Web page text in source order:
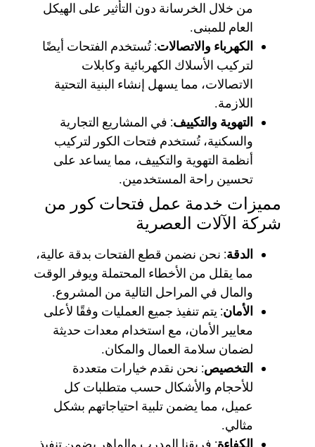
من خلال الخرسانة دون التأثير على الهيكل
العام للمبنى.
الكهرباء والاتصالات: تُستخدم الفتحات أيضًا
لتركيب الأسلاك الكهربائية وكابلات
الاتصالات، مما يسهل إنشاء البنية التحتية
اللازمة.
التهوية والتكييف: في المشاريع التجارية
والسكنية، تُستخدم فتحات الكور لتركيب
أنظمة التهوية والتكييف، مما يساعد على
تحسين راحة المستخدمين.
مميزات خدمة عمل فتحات كور من
شركة الآلات العصرية
الدقة: نحن نضمن قطع الفتحات بدقة عالية،
مما يقلل من الأخطاء المحتملة ويوفر الوقت
والمال في المراحل التالية من المشروع.
الأمان: يتم تنفيذ جميع العمليات وفقًا لأعلى
معايير الأمان، مع استخدام معدات حديثة
لضمان سلامة العمال والمكان.
التخصيص: نحن نقدم خيارات متعددة
للأحجام والأشكال حسب متطلبات كل
عميل، مما يضمن تلبية احتياجاتهم بشكل
مثالي.
الكفاءة: فريقنا المدرب والماهر يضمن تنفيذ